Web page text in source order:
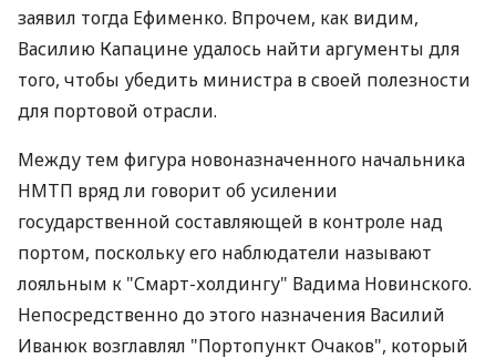
заявил тогда Ефименко. Впрочем, как видим,
Василию Капацине удалось найти аргументы для
того, чтобы убедить министра в своей полезности
для портовой отрасли.
Между тем фигура новоназначенного начальника
НМТП вряд ли говорит об усилении
государственной составляющей в контроле над
портом, поскольку его наблюдатели называют
лояльным к "Смарт-холдингу" Вадима Новинского.
Непосредственно до этого назначения Василий
Иванюк возглавлял "Портопункт Очаков", который